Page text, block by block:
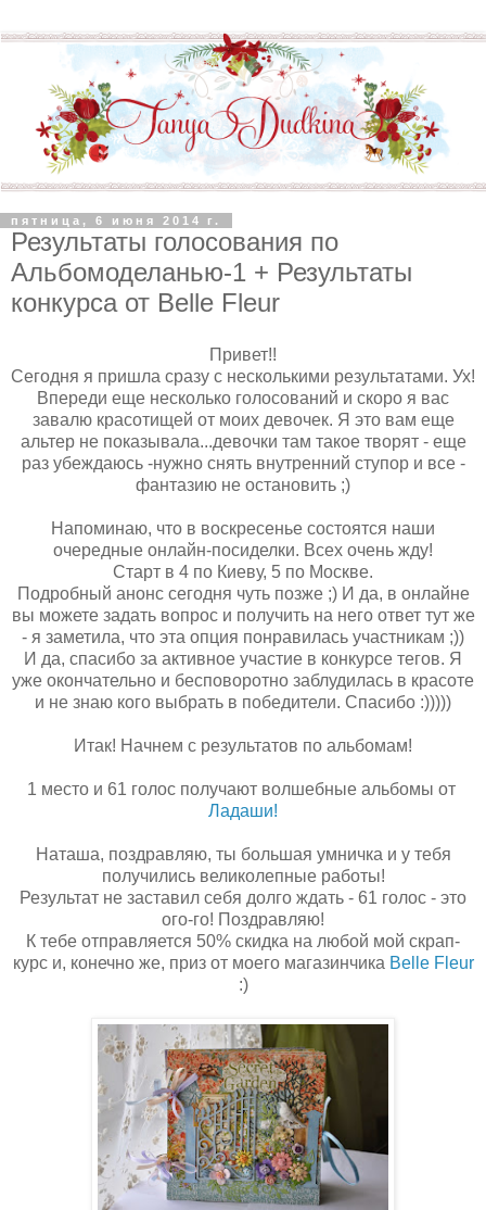
пятница, 6 июня 2014 г.
Результаты голосования по
Альбомоделанью-1 + Результаты
конкурса от Belle Fleur
Привет!!
Сегодня я пришла сразу с несколькими результатами. Ух!
Впереди еще несколько голосований и скоро я вас
завалю красотищей от моих девочек. Я это вам еще
альтер не показывала...девочки там такое творят - еще
раз убеждаюсь -нужно снять внутренний ступор и все -
фантазию не остановить ;)
Напоминаю, что в воскресенье состоятся наши
очередные онлайн-посиделки. Всех очень жду!
Старт в 4 по Киеву, 5 по Москве.
Подробный анонс сегодня чуть позже ;) И да, в онлайне
вы можете задать вопрос и получить на него ответ тут же
- я заметила, что эта опция понравилась участникам ;))
И да, спасибо за активное участие в конкурсе тегов. Я
уже окончательно и бесповоротно заблудилась в красоте
и не знаю кого выбрать в победители. Спасибо :)))))
Итак! Начнем с результатов по альбомам!
1 место и 61 голос получают волшебные альбомы от
Ладаши!
Наташа, поздравляю, ты большая умничка и у тебя
получились великолепные работы!
Результат не заставил себя долго ждать - 61 голос - это
ого-го! Поздравляю!
К тебе отправляется 50% скидка на любой мой скрап-
курс и, конечно же, приз от моего магазинчика Belle Fleur
:)